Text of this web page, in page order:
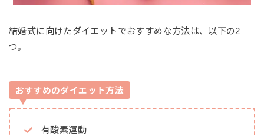
結婚式に向けたダイエットでおすすめな方法は、以下の2
つ。
おすすめのダイエット方法
有酸素運動